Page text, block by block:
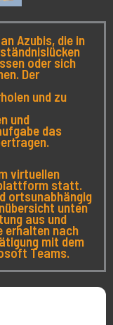
Azubis, die in
oder sich
Der
und zu
und
das
virtuellen
statt.
ortsunabhängig
unten
aus und
erhalten nach
mit dem
Teams.